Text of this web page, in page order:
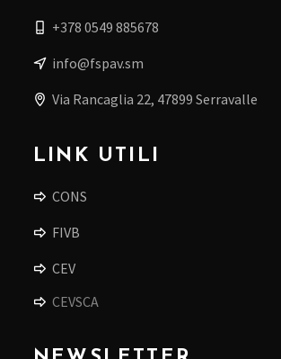
+378 0549 885678
info@fspav.sm
Via Rancaglia 22, 47899 Serravalle
LINK UTILI
CONS
FIVB
CEV
CEVSCA